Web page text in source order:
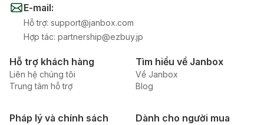
E-mail:
Hỗ trợ: support@janbox.com
Hợp tác: partnership@ezbuy.jp
Hỗ trợ khách hàng
Liên hệ chúng tôi
Trung tâm hỗ trợ
Tìm hiểu về Janbox
Về Janbox
Blog
Pháp lý và chính sách Dành cho người mua